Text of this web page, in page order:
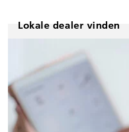
Lokale dealer vinden